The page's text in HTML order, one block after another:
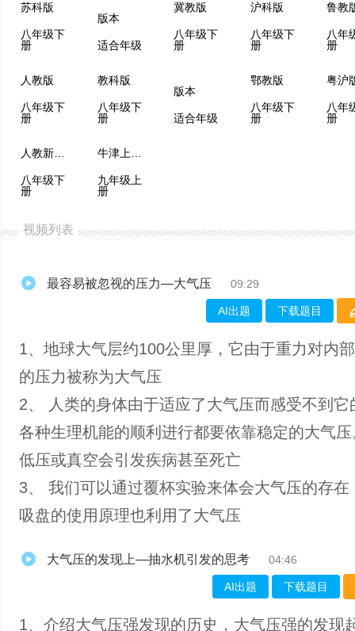
苏科版
八年级下
册
版本
适合年级
冀教版
八年级下
册
沪科版
八年级下
册
八年
册
人教版
八年级下
册
教科版
八年级下
册
版本
适合年级
鄂教版
八年级下
册
粤沪
八年
册
八年级下
册
九年级上
册
视频列表
最容易被忽视的压力—大气压 09:29
AI出题 下载题目
1、​地球大气层约100公里厚，它由于重力对内
的压力被称为大气压
2、 人类的身体由于适应了大气压而感受不到它
各种生理机能的顺利进行都要依靠稳定的大气
低压或真空会引发疾病甚至死亡
3、 我们可以通过覆杯实验来体会大气压的存在
吸盘的使用原理也利用了大气压
大气压的发现上—抽水机引发的思考 04:46
AI出题 下载题目
1、介绍大气压强发现的历史，大气压强的发现